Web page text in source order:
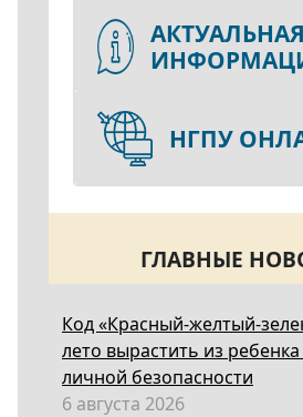
АКТУАЛЬНАЯ
НГПУ
ГЛАВНЫЕ
Код «Красный-желтый-
лето вырастить из
личной безопасности
6 августа 2026